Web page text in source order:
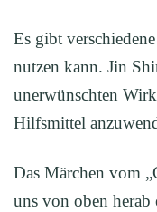
Es gibt
nutzen kann. Jin
unerwünschten
Hilfsmittel
Das Märchen vom
uns von oben